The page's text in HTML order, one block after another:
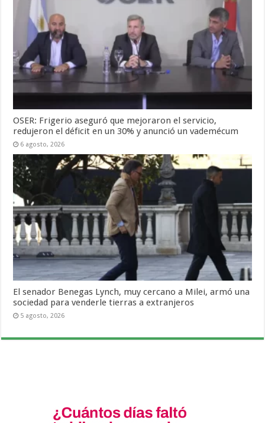
OSER: Frigerio aseguró que mejoraron el servicio,
redujeron el déficit en un 30% y anunció un vademécum
6 agosto, 2026
El senador Benegas Lynch, muy cercano a Milei, armó una
sociedad para venderle tierras a extranjeros
5 agosto, 2026